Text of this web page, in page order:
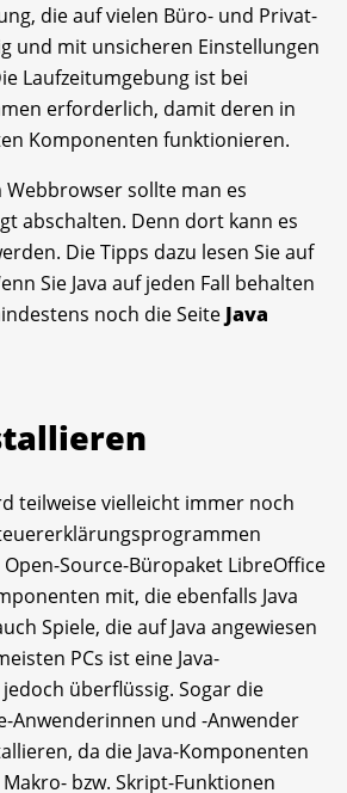
die auf vielen Büro- und Privat-
und mit unsicheren Einstellungen
Laufzeitumgebung ist bei
erforderlich, damit deren in
Komponenten funktionieren.
Webbrowser sollte man es
abschalten. Denn dort kann es
Die Tipps dazu lesen Sie auf
Sie Java auf jeden Fall behalten
noch die Seite Java
teilweise vielleicht immer noch
Source-Büropaket LibreOffice
mit, die ebenfalls Java
Spiele, die auf Java angewiesen
PCs ist eine Java-
überflüssig. Sogar die
Anwenderinnen und -Anwender
da die Java-Komponenten
bzw. Skript-Funktionen